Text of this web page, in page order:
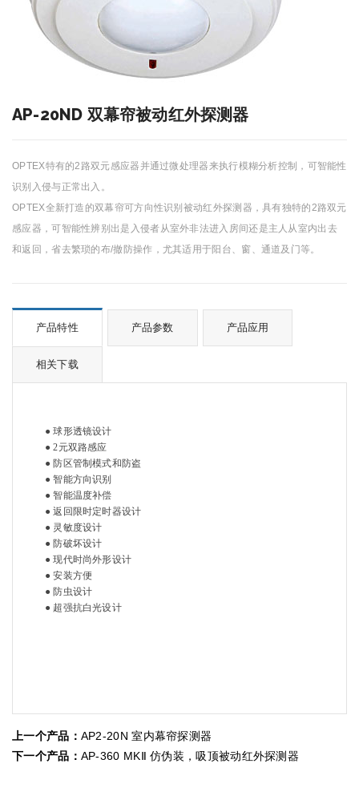
AP-20ND 双幕帘被动红外探测器
OPTEX特有的2路双元感应器并通过微处理器来执行模糊分析控制，可智能性
识别入侵与正常出入。
OPTEX全新打造的双幕帘可方向性识别被动红外探测器，具有独特的2路双元
感应器，可智能性辨别出是入侵者从室外非法进入房间还是主人从室内出去
和返回，省去繁琐的布/撤防操作，尤其适用于阳台、窗、通道及门等。
产品特性 产品参数 产品应用
相关下载
● 球形透镜设计
● 2元双路感应
● 防区管制模式和防盗
● 智能方向识别
● 智能温度补偿
● 返回限时定时器设计
● 灵敏度设计
● 防破坏设计
● 现代时尚外形设计
● 安装方便
● 防虫设计
● 超强抗白光设计
上一个产品： AP2-20N 室内幕帘探测器
下一个产品： AP-360 MKⅡ 仿伪装，吸顶被动红外探测器